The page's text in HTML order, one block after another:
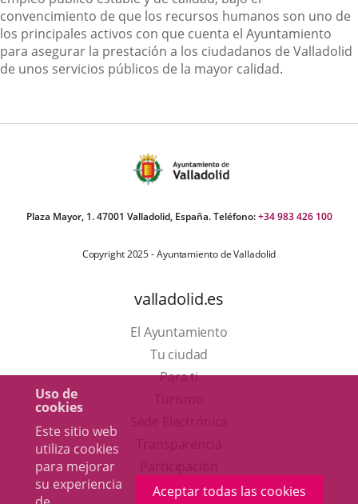
Uso de
cookies
Este sitio web
utiliza cookies
para mejorar
su experiencia
Aceptar todas las cookies
convencimiento de que los recursos humanos son uno de
los principales activos con que cuenta el Ayuntamiento
para asegurar la prestación a los ciudadanos de Valladolid
de unos servicios públicos de la mayor calidad.
Plaza Mayor, 1. 47001 Valladolid, España. Teléfono:+34 983 426 100
Copyright 2025 - Ayuntamiento de Valladolid
valladolid.es
El Ayuntamiento
Tu ciudad
Para ti
en aplicación